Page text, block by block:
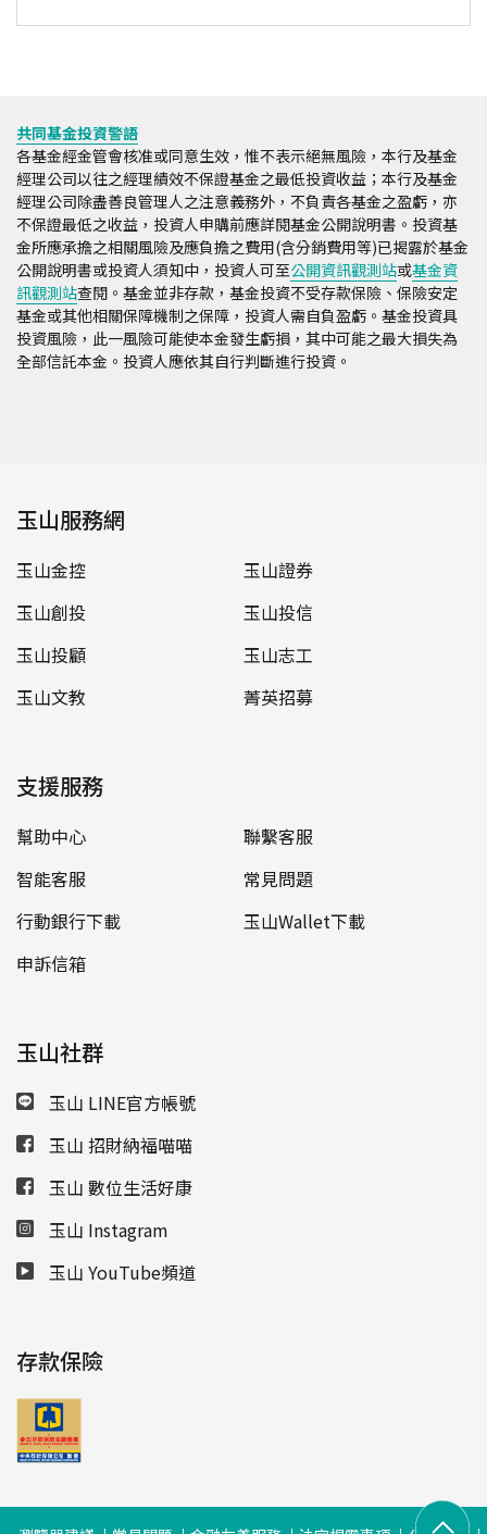
共同基金投資警語
各基金經金管會核准或同意生效，惟不表示絕無風險，本行及基金
經理公司以往之經理績效不保證基金之最低投資收益；本行及基金
經理公司除盡善良管理人之注意義務外，不負責各基金之盈虧，亦
不保證最低之收益，投資人申購前應詳閱基金公開說明書。投資基
金所應承擔之相關風險及應負擔之費用(含分銷費用等)已揭露於基金
公開說明書或投資人須知中，投資人可至公開資訊觀測站或基金資
訊觀測站查閱。基金並非存款，基金投資不受存款保險、保險安定
基金或其他相關保障機制之保障，投資人需自負盈虧。基金投資具
投資風險，此一風險可能使本金發生虧損，其中可能之最大損失為
全部信託本金。投資人應依其自行判斷進行投資。
玉山服務網
玉山金控
玉山證券
玉山創投
玉山投信
玉山投顧
玉山志工
玉山文教
菁英招募
支援服務
幫助中心
聯繫客服
智能客服
常見問題
行動銀行下載
玉山Wallet下載
申訴信箱
玉山社群
玉山 LINE官方帳號
玉山 招財納福喵喵
玉山 數位生活好康
玉山 Instagram
玉山 YouTube頻道
存款保險